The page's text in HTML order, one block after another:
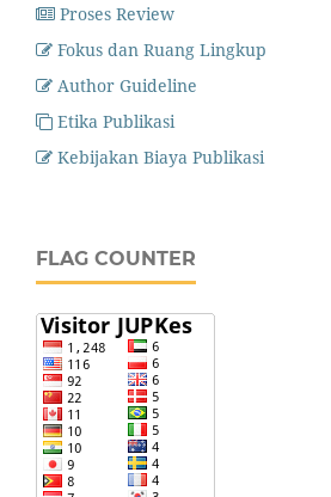
Proses Review
Fokus dan Ruang Lingkup
Author Guideline
Etika Publikasi
Kebijakan Biaya Publikasi
FLAG COUNTER